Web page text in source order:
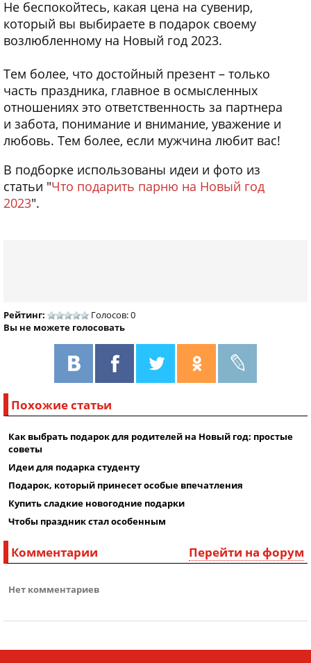
Не беспокойтесь, какая цена на сувенир,
который вы выбираете в подарок своему
возлюбленному на Новый год 2023.
Тем более, что достойный презент – только
часть праздника, главное в осмысленных
отношениях это ответственность за партнера
и забота, понимание и внимание, уважение и
любовь. Тем более, если мужчина любит вас!
В подборке использованы идеи и фото из
статьи "Что подарить парню на Новый год
2023".
Рейтинг:
Голосов: 0
Вы не можете голосовать
Похожие статьи
Как выбрать подарок для родителей на Новый год: простые
советы
Идеи для подарка студенту
Подарок, который принесет особые впечатления
Купить сладкие новогодние подарки
Чтобы праздник стал особенным
Перейти на форум
Комментарии
Нет комментариев